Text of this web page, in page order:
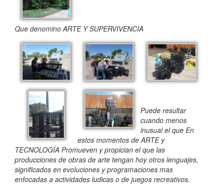
Que denomino ARTE Y SUPERVIVENCIA
Puede resultar
cuando menos
inusual el que En
estos momentos de ARTE y
TECNOLOGÍA Promueven y propician el que las
producciones de obras de arte tengan hoy otros lenguajes,
significados en evoluciones y programaciones mas
enfocadas a actividades ludicas o de juegos recreativos.